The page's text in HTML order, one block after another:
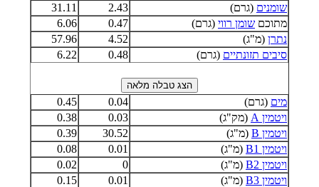
שומנים (גרם) 2.43
31.11
מתוכם שומן רווי (גרם) 0.47
6.06
נתרן (מ"ג) 4.52
57.96
סיבים תזונתיים (גרם) 0.48
6.22
מים (גרם) 0.04
0.45
ויטמין A
(מק"ג) 0.03
0.38
ויטמין B
(מ"ג) 30.52
0.39
ויטמין B1
(מ"ג) 0.01
0.08
ויטמין B2
(מ"ג) 0
0.02
ויטמין B3
(מ"ג) 0.01
0.15